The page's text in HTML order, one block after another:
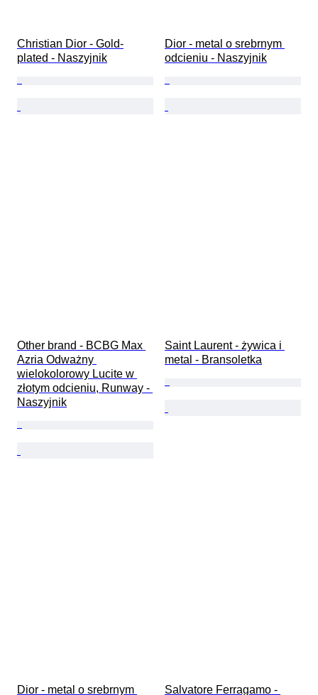
Christian Dior - Gold-
plated - Naszyjnik
Dior - metal o srebrnym
odcieniu - Naszyjnik
Other brand - BCBG Max
Azria Odważny
wielokolorowy Lucite w
złotym odcieniu, Runway -
Naszyjnik
Saint Laurent - żywica i
metal - Bransoletka
Dior - metal o srebrnym Salvatore Ferragamo -